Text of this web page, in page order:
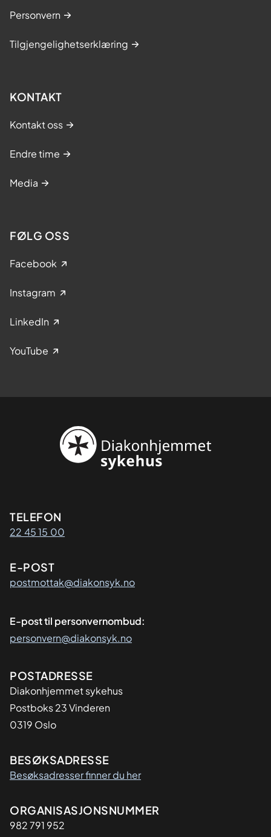
Personvern
Tilgjengelighetserklæring
KONTAKT
Kontakt oss
Endre time
Media
FØLG OSS
Facebook
Instagram
LinkedIn
YouTube
Kontaktinformasjon
TELEFON
22 45 15 00
E-POST
postmottak@diakonsyk.no
E-post til personvernombud:
personvern@diakonsyk.no
Adresse
POSTADRESSE
Diakonhjemmet sykehus
Postboks 23 Vinderen
0319 Oslo
BESØKSADRESSE
Besøksadresser finner du her
Organisasjon
ORGANISASJONSNUMMER
982 791 952